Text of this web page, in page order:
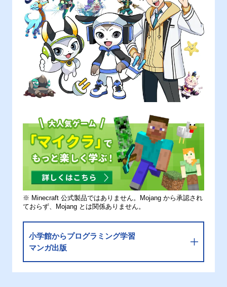
※ Minecraft 公式製品ではありません。Mojang から承認され
ておらず、Mojang とは関係ありません。
小学館からプログラミング学習
マンガ出版